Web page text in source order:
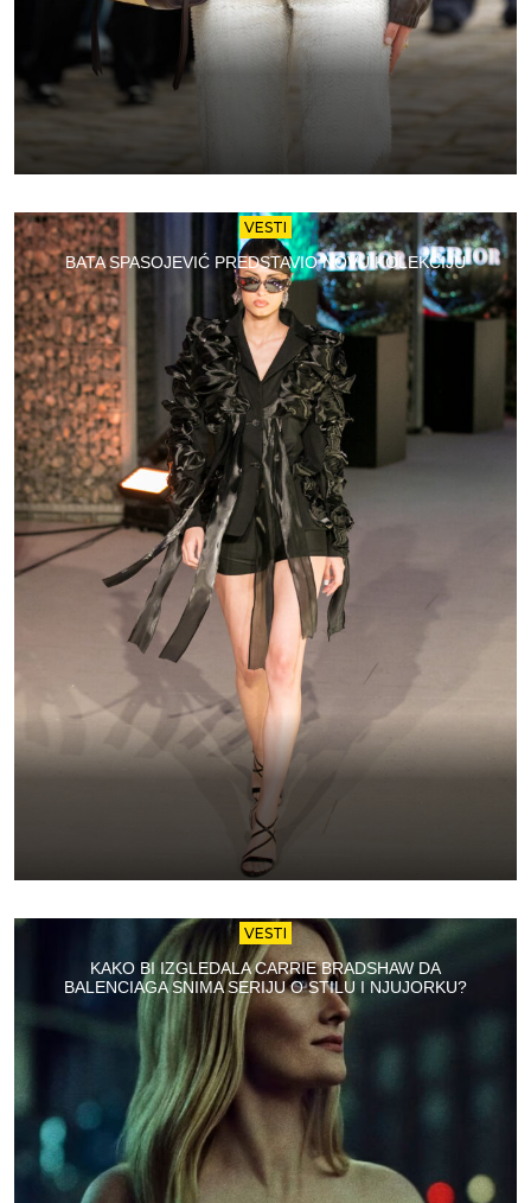
VESTI
BATA SPASOJEVIĆ PREDSTAVIO NOVU KOLEKCIJU
VESTI
KAKO BI IZGLEDALA CARRIE BRADSHAW DA
BALENCIAGA SNIMA SERIJU O STILU I NJUJORKU?